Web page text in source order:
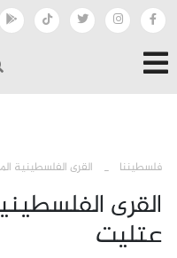
فلسطيننا القرى الفلسطينية
القرى
عتليت